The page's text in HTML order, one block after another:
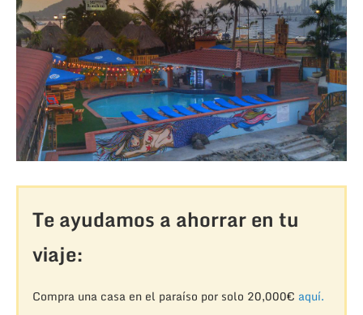
Te ayudamos a ahorrar en tu
viaje:
Compra una casa en el paraíso por solo 20,000€ aquí.